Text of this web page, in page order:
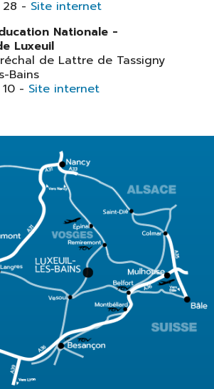
28 - Site internet
Nationale -
Luxeuil
de Lattre de Tassigny
Bains
- Site internet